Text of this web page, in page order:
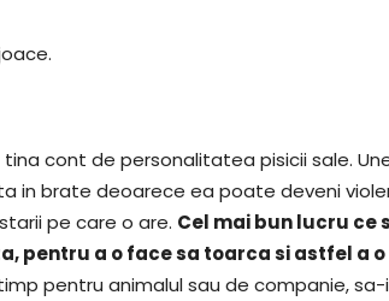
cont de personalitatea pisicii sale.
in brate deoarece ea poate deveni
pe care o are. Cel mai bun lucru ce
pentru a o face sa toarca si astfel a
pentru animalul sau de companie,